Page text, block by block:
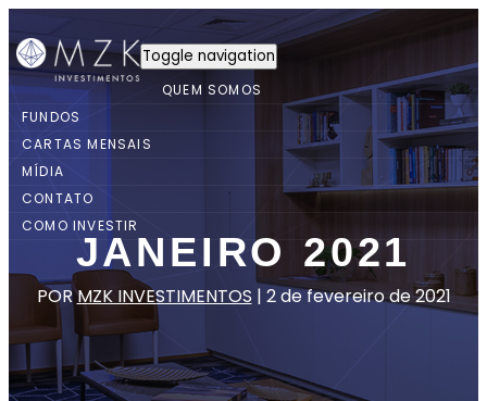
Toggle navigation
QUEM SOMOS
FUNDOS
CARTAS MENSAIS
MÍDIA
CONTATO
COMO INVESTIR
JANEIRO 2021
PORMZK INVESTIMENTOS | 2 de fevereiro de 2021